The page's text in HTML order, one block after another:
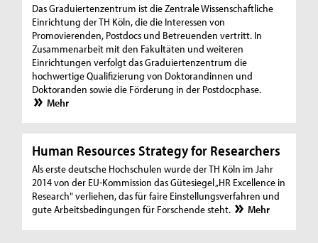
Das Graduiertenzentrum ist die Zentrale Wissenschaftliche
Einrichtung der TH Köln, die die Interessen von
Promovierenden, Postdocs und Betreuenden vertritt. In
Zusammenarbeit mit den Fakultäten und weiteren
Einrichtungen verfolgt das Graduiertenzentrum die
hochwertige Qualifizierung von Doktorandinnen und
Doktoranden sowie die Förderung in der Postdocphase.
Mehr
Human Resources Strategy for Researchers
Als erste deutsche Hochschulen wurde der TH Köln im Jahr
2014 von der EU-Kommission das Gütesiegel „HR Excellence in
Research" verliehen, das für faire Einstellungsverfahren und
gute Arbeitsbedingungen für Forschende steht.
Mehr